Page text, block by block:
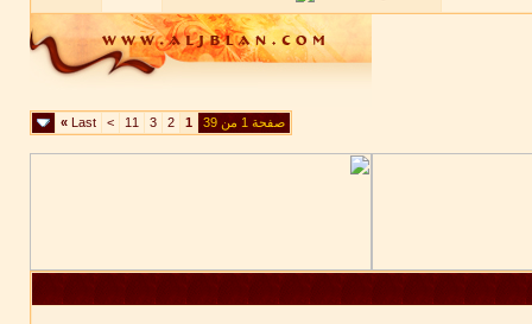
صفحة 1 من 39 1
2
3
11
>
Last
»